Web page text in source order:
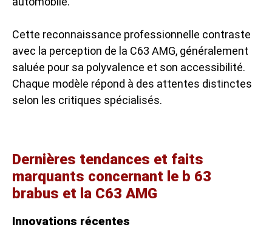
Cette reconnaissance professionnelle contraste
avec la perception de la C63 AMG, généralement
saluée pour sa polyvalence et son accessibilité.
Chaque modèle répond à des attentes distinctes
selon les critiques spécialisés.
Dernières tendances et faits
marquants concernant le b 63
brabus et la C63 AMG
Innovations récentes